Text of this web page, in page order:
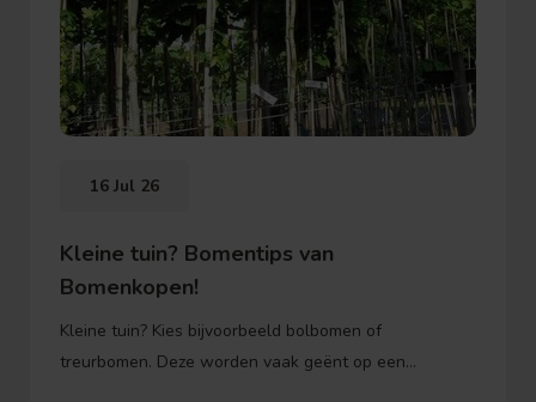
16 Jul 26
Kleine tuin? Bomentips van
Bomenkopen!
Kleine tuin? Kies bijvoorbeeld bolbomen of
treurbomen. Deze worden vaak geënt op een